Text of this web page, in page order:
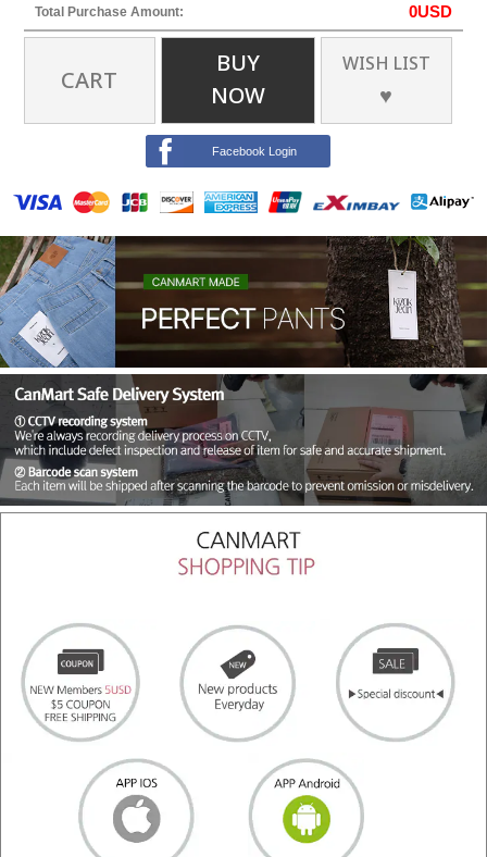
Total Purchase Amount: 0USD
CART
BUY
NOW
WISH LIST
♥
Facebook Login